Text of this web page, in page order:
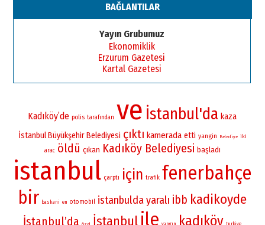
BAĞLANTILAR
Yayın Grubumuz
Ekonomiklik
Erzurum Gazetesi
Kartal Gazetesi
Kadıköy’de polis tarafından ve İstanbul'da kaza
İstanbul Büyükşehir Belediyesi çıktı kamerada etti yangin Belediye iki
arac öldü çıkan Kadıköy Belediyesi başladı
istanbul çarptı için trafik fenerbahçe
bir baskani en otomobil istanbulda yaralı ibb kadikoyde
İstanbul’da özel İstanbul ile yangın kadıköy turkiye